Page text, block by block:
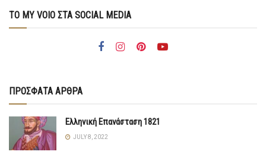
ΤΟ MY VOIO ΣΤΑ SOCIAL MEDIA
ΠΡΟΣΦΑΤΑ ΑΡΘΡΑ
Ελληνική Επανάσταση 1821
JULY 8, 2022